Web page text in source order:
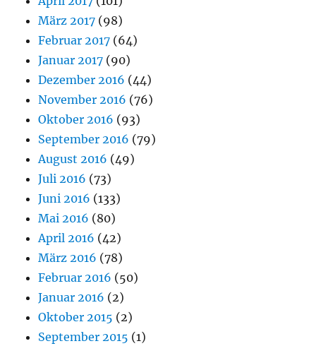
März 2017 (98)
Februar 2017 (64)
Januar 2017 (90)
Dezember 2016 (44)
November 2016 (76)
Oktober 2016 (93)
September 2016 (79)
August 2016 (49)
Juli 2016 (73)
Juni 2016 (133)
Mai 2016 (80)
April 2016 (42)
März 2016 (78)
Februar 2016 (50)
Januar 2016 (2)
Oktober 2015 (2)
September 2015 (1)